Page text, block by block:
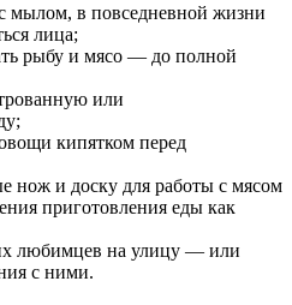
мылом, в повседневной жизни
лица;
рыбу и мясо — до полной
или
кипятком перед
нож и доску для работы с мясом
приготовления еды как
любимцев на улицу — или
с ними.